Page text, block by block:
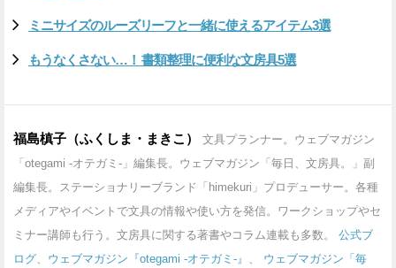
ミニサイズのルーズリーフと一緒に使えるアイテム3選
もうなくさない…！ 書類整理に便利な文房具5選
福島槙子（ふくしま・まきこ）
文具プランナー。ウェブマガジン
「otegami -オテガミ-」編集長。ウェブマガジン「毎日、文房具。」副
編集長。ステーショナリーブランド「himekuri」プロデューサー。各種
メディアやイベントで文具の情報や使い方を発信。ワークショップやセ
ミナー講師も行う。文房具に関する著書やコラム連載も多数。 公式ブ
ログ、 ウェブマガジン『otegami -オテガミ-』 、 ウェブマガジン「毎